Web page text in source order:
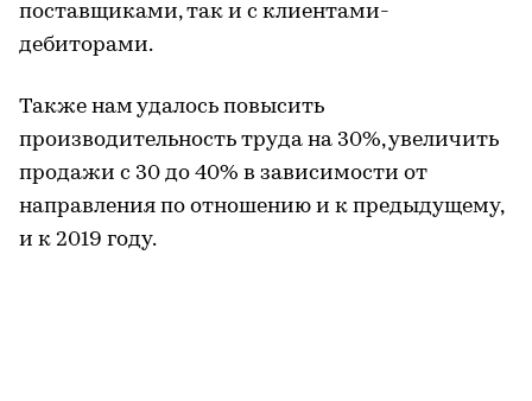
поставщиками, так и с клиентами-
дебиторами.
Также нам удалось повысить
производительность труда на 30%, увеличить
продажи с 30 до 40% в зависимости от
направления по отношению и к предыдущему,
и к 2019 году.